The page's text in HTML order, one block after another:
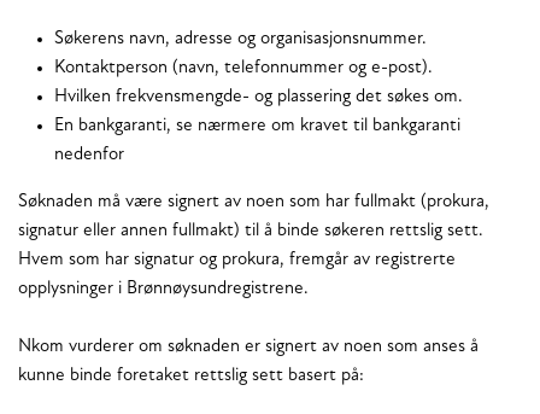
Søkerens navn, adresse og organisasjonsnummer.
Kontaktperson (navn, telefonnummer og e-post).
Hvilken frekvensmengde- og plassering det søkes om.
En bankgaranti, se nærmere om kravet til bankgaranti
nedenfor
Søknaden må være signert av noen som har fullmakt (prokura,
signatur eller annen fullmakt) til å binde søkeren rettslig sett.
Hvem som har signatur og prokura, fremgår av registrerte
opplysninger i Brønnøysundregistrene.
Nkom vurderer om søknaden er signert av noen som anses å
kunne binde foretaket rettslig sett basert på: